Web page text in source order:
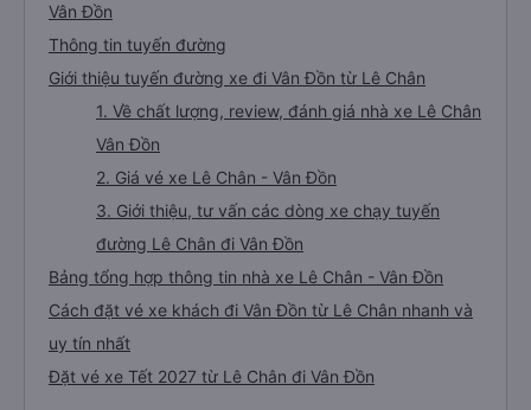
Vân Đồn
Thông tin tuyến đường
Giới thiệu tuyến đường xe đi Vân Đồn từ Lê Chân
1. Về chất lượng, review, đánh giá nhà xe Lê Chân
Vân Đồn
2. Giá vé xe Lê Chân - Vân Đồn
3. Giới thiệu, tư vấn các dòng xe chạy tuyến
đường Lê Chân đi Vân Đồn
Bảng tổng hợp thông tin nhà xe Lê Chân - Vân Đồn
Cách đặt vé xe khách đi Vân Đồn từ Lê Chân nhanh và
uy tín nhất
Đặt vé xe Tết 2027 từ Lê Chân đi Vân Đồn